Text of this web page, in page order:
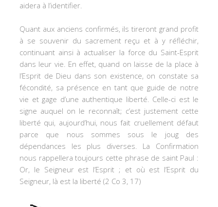
aidera à l’identifier.
Quant aux anciens confirmés, ils tireront grand profit
à se souvenir du sacrement reçu et à y réfléchir,
continuant ainsi à actualiser la force du Saint-Esprit
dans leur vie. En effet, quand on laisse de la place à
l’Esprit de Dieu dans son existence, on constate sa
fécondité, sa présence en tant que guide de notre
vie et gage d’une authentique liberté. Celle-ci est le
signe auquel on le reconnaît; c’est justement cette
liberté qui, aujourd’hui, nous fait cruellement défaut
parce que nous sommes sous le joug des
dépendances les plus diverses. La Confirmation
nous rappellera toujours cette phrase de saint Paul :
Or, le Seigneur est l’Esprit ; et où est l’Esprit du
Seigneur, là est la liberté (2 Co 3, 17)